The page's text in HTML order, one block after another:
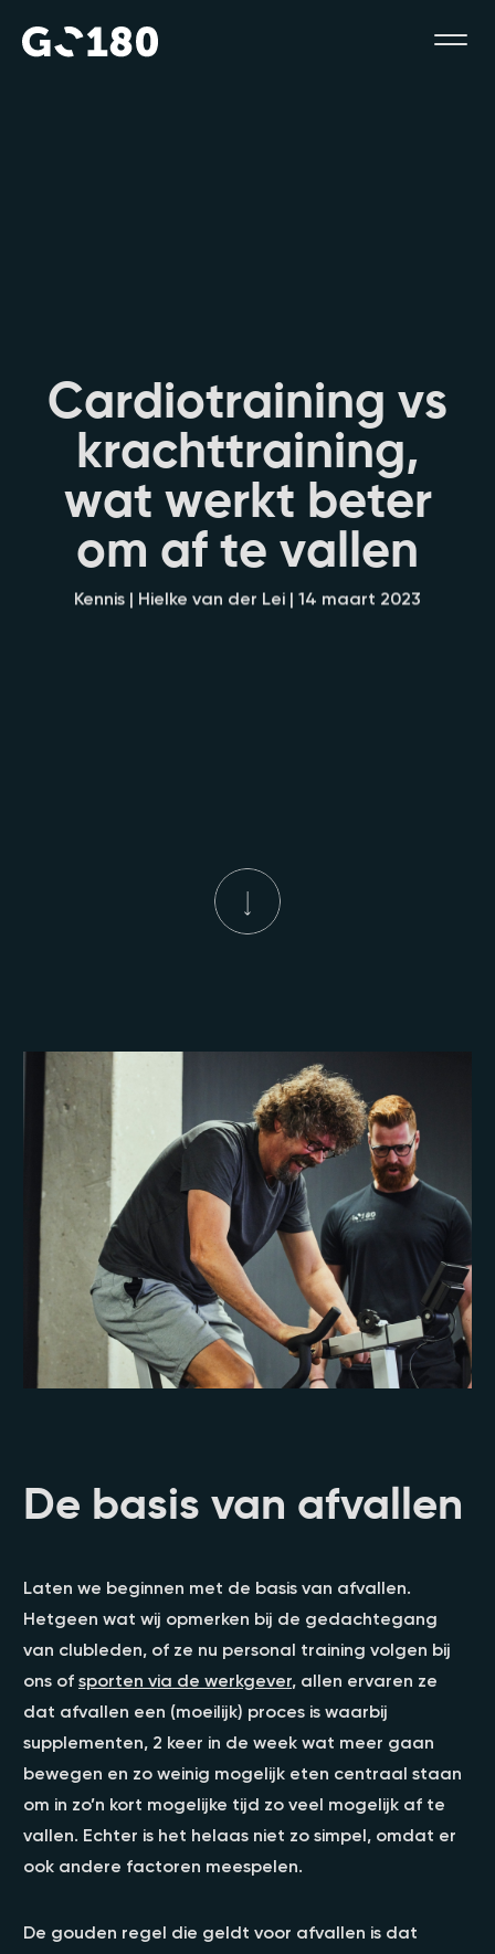
Cardiotraining vs
krachttraining,
wat werkt beter
om afte vallen
Kennis | Hielke van der Lei | 14 maart 2023
De basis van afvallen
Laten we beginnen met de basis van afvallen.
Hetgeen wat wij opmerken bij de gedachtegang
van clubleden, of ze nu personal training volgen bij
ons of sporten via de werkgever, allen ervaren ze
dat afvallen een (moeilijk) proces is waarbij
supplementen, 2 keer in de week wat meer gaan
bewegen en zo weinig mogelijk eten centraal staan
om in zo’n kort mogelijke tijd zo veel mogelijk af te
vallen. Echter is het helaas niet zo simpel, omdat er
ook andere factoren meespelen.
De gouden regel die geldt voor afvallen is dat